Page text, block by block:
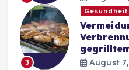
3
Gesundheit
August